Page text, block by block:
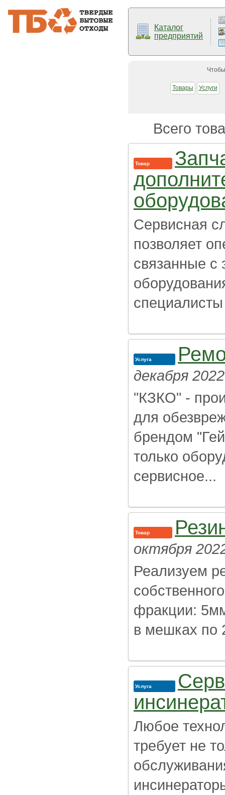
Каталог
предприятий
Товары Услуги
Всего
Товар
Сервисная
позволяет
связанные с
Услуга
декабря 2022
"КЗКО" -
для
брендом
только
сервисное...
Товар
октября
Реализуем
фракции:
в мешках по
Услуга
Любое
требует не